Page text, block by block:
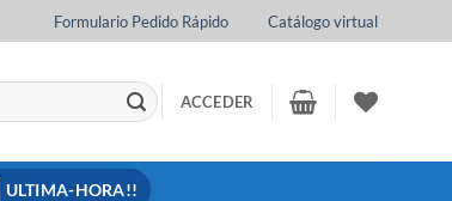
Formulario Pedido Rápido Catálogo virtual
ACCEDER
ULTIMA-HORA!!